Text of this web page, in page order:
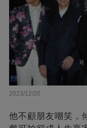
2023/12/20
他不顧朋友嘲笑，